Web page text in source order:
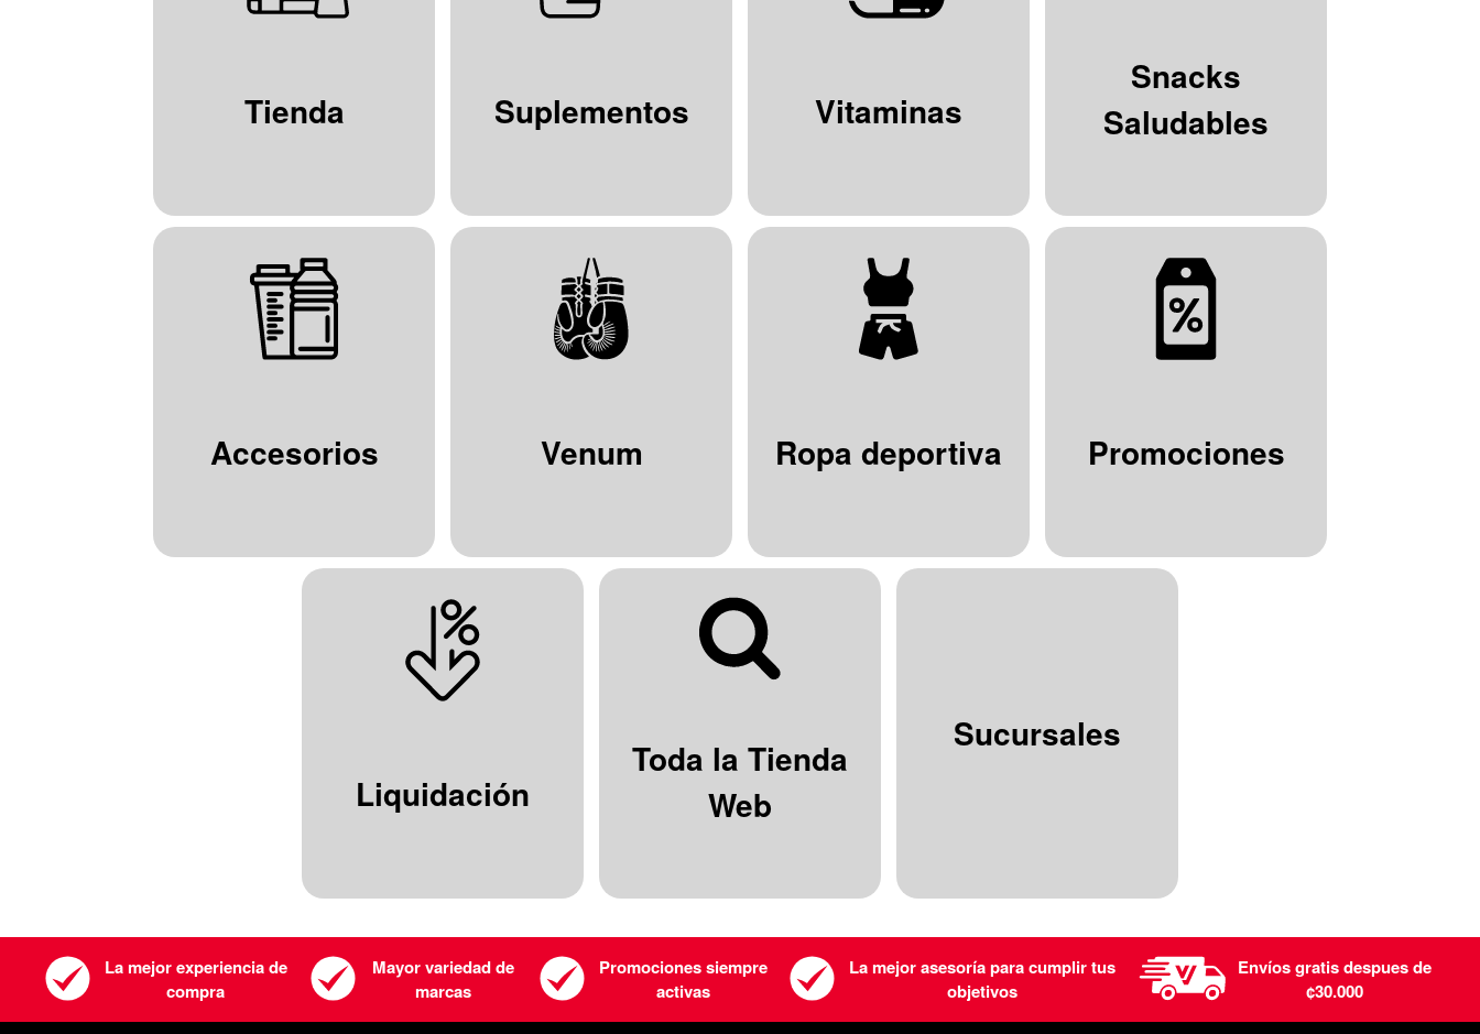
Tienda Suplementos Vitaminas
Snacks
Saludables
Accesorios Venum Ropa deportiva Promociones
Liquidación
Toda la Tienda
Web
Sucursales
La mejor experiencia de
compra
Mayor variedad de
marcas
Promociones siempre
activas
La mejor asesoría para cumplir tus
objetivos
Envíos gratis despues de
¢30.000